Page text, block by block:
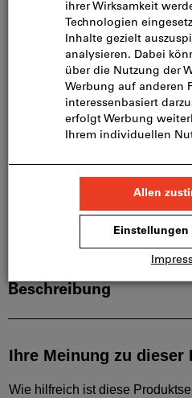
Lieferung in 3 - 4 Arbeitstagen
Bitte beachten Sie die
Beratung:
Diesen Artikel
Hersteller, da er nicht
Hauptsortiments ist
Lager liegt.Infos
Artikel merken
Produktdetails
Beschreibung